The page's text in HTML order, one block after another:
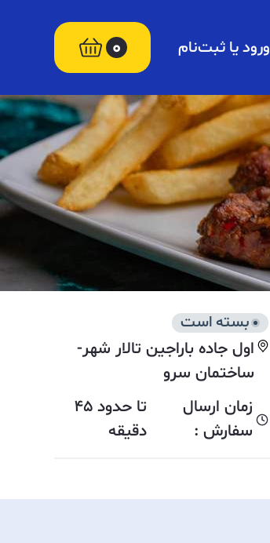
ورود یا ثبت‌نام 0
بسته است
اول جاده باراجین تالار شهر-
ساختمان سرو
زمان ارسال
سفارش :
تا حدود 45
دقیقه